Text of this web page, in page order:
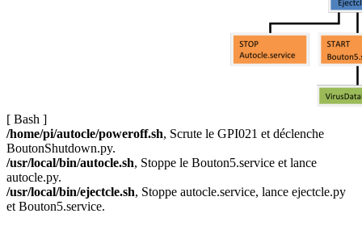
[ Bash ]
/home/pi/autocle/poweroff.sh, Scrute le GPI021 et déclenche
BoutonShutdown.py.
/usr/local/bin/autocle.sh, Stoppe le Bouton5.service et lance
autocle.py.
/usr/local/bin/ejectcle.sh, Stoppe autocle.service, lance ejectcle.py
et Bouton5.service.